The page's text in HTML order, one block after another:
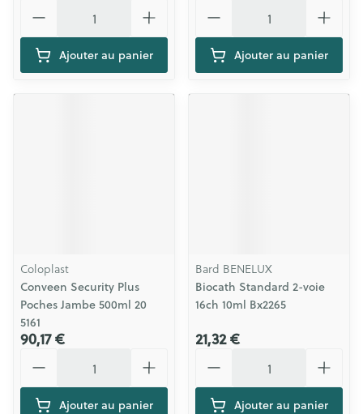
Ajouter au panier Ajouter au panier
Coloplast
Conveen Security Plus
Poches Jambe 500ml 20
5161
90,17 €
Ajouter au panier
Bard BENELUX
Biocath Standard 2-voie
16ch 10ml Bx2265
21,32 €
Ajouter au panier